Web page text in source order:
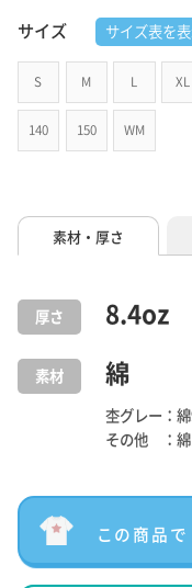
サイズ サイズ表を
S M L XL
140 150 WM
素材・厚さ
厚さ 8.4oz
素材 綿
杢グレー：
その他 ：
この商品で